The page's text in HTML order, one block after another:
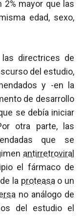
mayor que las
edad, sexo,
directrices de
del estudio,
y -en la
de desarrollo
se debía iniciar
otra parte, las
que se
antirretroviral
el fármaco de
la proteasa o un
no análogo de
del estudio el